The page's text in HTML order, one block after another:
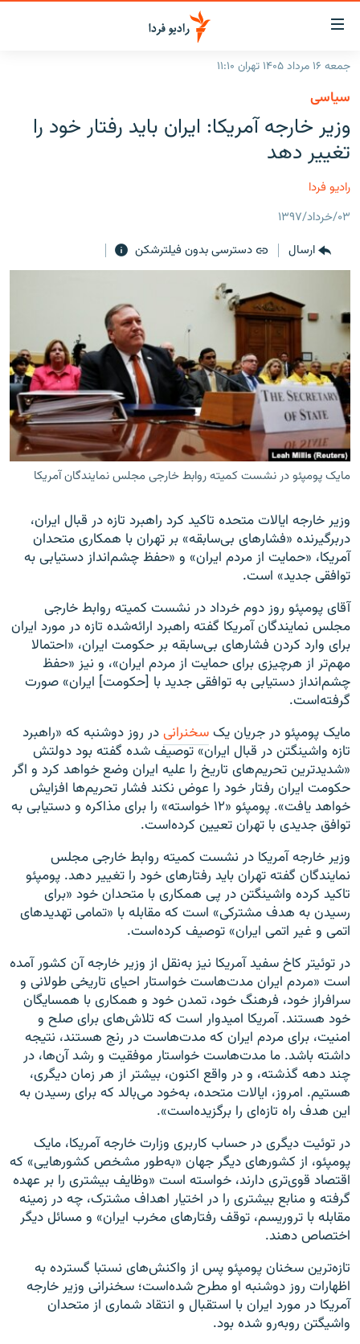
لینک‌های
قابلیت
دسترسی
بازگشت
منوی
اصلی
رفتن
به
صفحه
جهان
فرکانس‌ها
پادکست
چندرسانه‌ای
گزارش‌های تصویری
گزارش‌های ویدئویی
زنان فردا
English
زبان‌های دیگر
جمعه ۱۶ مرداد ۱۴۰۵ تهران ۱۱:۱۰
سیاسی
وزیر خارجه آمریکا: ایران باید رفتار خود را
تغییر دهد
رادیو فردا
۰۳/خرداد/۱۳۹۷
ارسال
دسترسی بدون فیلترشکن
مایک پومپئو در نشست کمیته روابط خارجی مجلس نمایندگان آمریکا
وزیر خارجه ایالات متحده تاکید کرد راهبرد تازه در قبال ایران،
دربرگیرنده «فشارهای بی‌سابقه» بر تهران با همکاری متحدان
آمریکا، «حمایت از مردم ایران» و «حفظ چشم‌انداز دستیابی به
توافقی جدید» است.
آقای پومپئو روز دوم خرداد در نشست کمیته روابط خارجی
مجلس نمایندگان آمریکا گفته راهبرد ارائه‌شده تازه در مورد ایران
برای وارد کردن فشارهای بی‌سابقه بر حکومت ایران، «احتمالا
مهم‌تر از هرچیزی برای حمایت از مردم ایران»، و نیز «حفظ
چشم‌انداز دستیابی به توافقی جدید با [حکومت] ایران» صورت
گرفته‌است.
مایک پومپئو در جریان یکسخنرانیدر روز دوشنبه که «راهبرد
تازه واشینگتن در قبال ایران» توصیف شده گفته بود دولتش
«شدیدترین تحریم‌های تاریخ را علیه ایران وضع خواهد کرد و اگر
حکومت ایران رفتار خود را عوض نکند فشار تحریم‌ها افزایش
خواهد یافت». پومپئو «۱۲ خواسته» را برای مذاکره و دستیابی به
توافق جدیدی با تهران تعیین کرده‌است.
وزیر خارجه آمریکا در نشست کمیته روابط خارجی مجلس
نمایندگان گفته تهران باید رفتارهای خود را تغییر دهد. پومپئو
تاکید کرده واشینگتن در پی همکاری با متحدان خود «برای
رسیدن به هدف مشترکی» است که مقابله با «تمامی تهدیدهای
اتمی و غیر اتمی ایران» توصیف کرده‌است.
در توئیتر کاخ سفید آمریکا نیز به‌نقل از وزیر خارجه آن کشور آمده
است «مردم ایران مدت‌هاست خواستار احیای تاریخی طولانی و
سرافراز خود، فرهنگ خود، تمدن خود و همکاری با همسایگان
خود هستند. آمریکا امیدوار است که تلاش‌های برای صلح و
امنیت، برای مردم ایران که مدت‌‌هاست در رنج هستند، نتیجه
داشته باشد. ما مدت‌هاست خواستار موفقیت و رشد آن‌ها، در
چند دهه گذشته، و در واقع اکنون، بیشتر از هر زمان دیگری،
هستیم. امروز، ایالات متحده، به‌خود می‌بالد که برای رسیدن به
این هدف راه تازه‌ای را برگزیده‌است».
در توئیت دیگری در حساب کاربری وزارت خارجه آمریکا، مایک
پومپئو، از کشورهای دیگر جهان «به‌طور مشخص کشورهایی» که
اقتصاد قوی‌تری دارند، خواسته است «وظایف بیشتری را بر عهده
گرفته و منابع بیشتری را در اختیار اهداف مشترک، چه در زمینه
مقابله با تروریسم، توقف رفتارهای مخرب ایران» و مسائل دیگر
اختصاص دهند.
تازه‌ترین سخنان پومپئو پس از واکنش‌های نستبا گسترده به
اظهارات روز دوشنبه او مطرح شده‌است؛ سخنرانی وزیر خارجه
آمریکا در مورد ایران با استقبال و انتقاد شماری از متحدان
واشیگتن روبه‌رو شده بود.